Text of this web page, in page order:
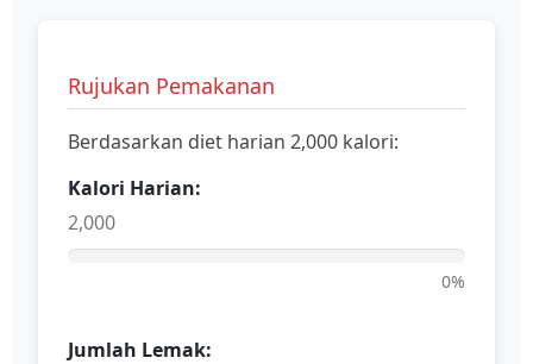
Rujukan Pemakanan
Berdasarkan diet harian 2,000 kalori:
Kalori Harian:
2,000
0%
Jumlah Lemak: